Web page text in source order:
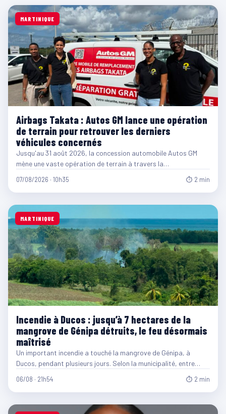
MARTINIQUE
Airbags Takata : Autos GM lance une opération
de terrain pour retrouver les derniers
véhicules concernés
Jusqu'au 31 août 2026, la concession automobile Autos GM
mène une vaste opération de terrain à travers la…
07/08/2026 · 10h35 ⏱ 2 min
MARTINIQUE
Incendie à Ducos : jusqu’à 7 hectares de la
mangrove de Génipa détruits, le feu désormais
maîtrisé
Un important incendie a touché la mangrove de Génipa, à
Ducos, pendant plusieurs jours. Selon la municipalité, entre…
06/08 · 21h54 ⏱ 2 min